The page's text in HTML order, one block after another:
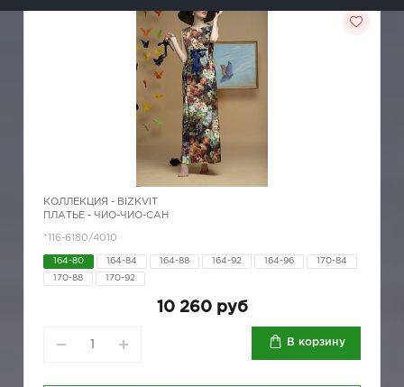
КОЛЛЕКЦИЯ - BIZKVIT
ПЛАТЬЕ - ЧИО-ЧИО-САН
*116-6180/4010
164-80 164-84 164-88 164-92 164-96 170-84
170-88 170-92
10 260 руб
В корзину